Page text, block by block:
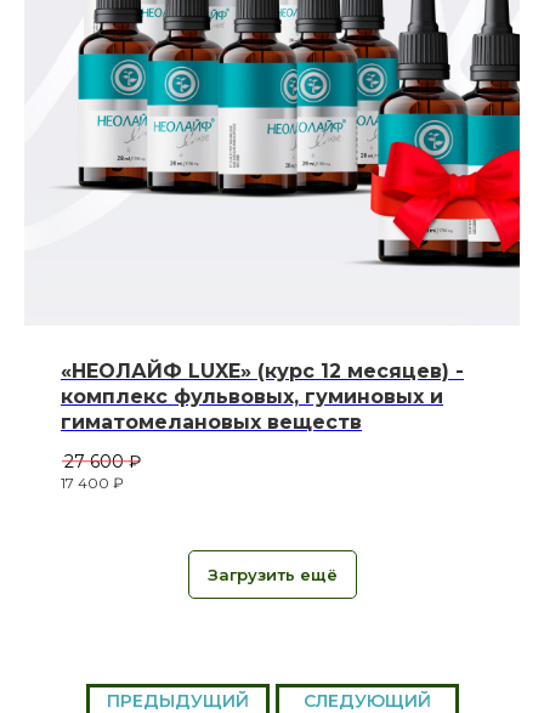
«НЕОЛАЙФ LUXE» (курс 12 месяцев) -
комплекс фульвовых, гуминовых и
гиматомелановых веществ
17 400 ₽
27 600 ₽
Загрузить ещё
ВСЕ ПРОРДУКТЫ
СЛЕДУЮЩИЙ
ПРЕДЫДУЩИЙ